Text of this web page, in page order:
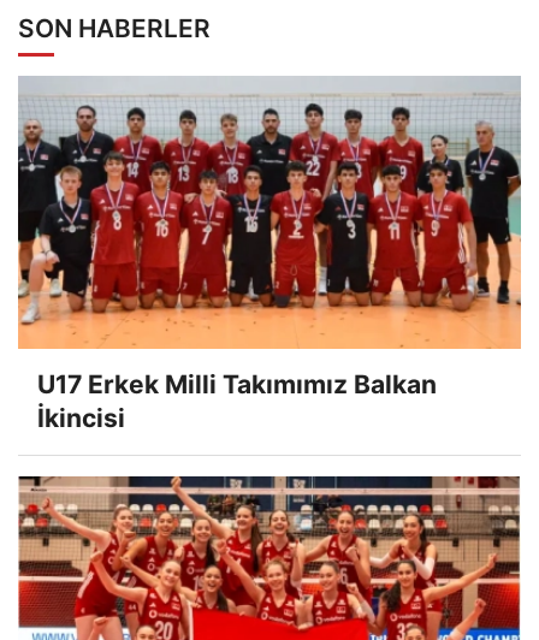
SON HABERLER
U17 Erkek Milli Takımımız Balkan
İkincisi